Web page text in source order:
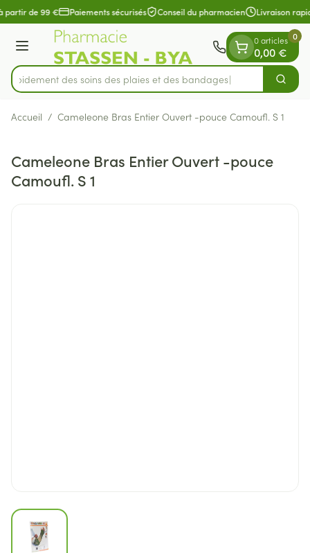
Aller au contenu
1 de 1
partir de 99 € Paiements sécurisés Conseil du pharmacien Livraison
Menu
Rechercher
rapidement des soins des plaies et des bandages
0 articles
0,00 €
0
Accueil / Cameleone Bras Entier Ouvert -pouce Camoufl. S 1
Cameleone Bras Entier Ouvert -pouce
Camoufl. S 1
View larger image